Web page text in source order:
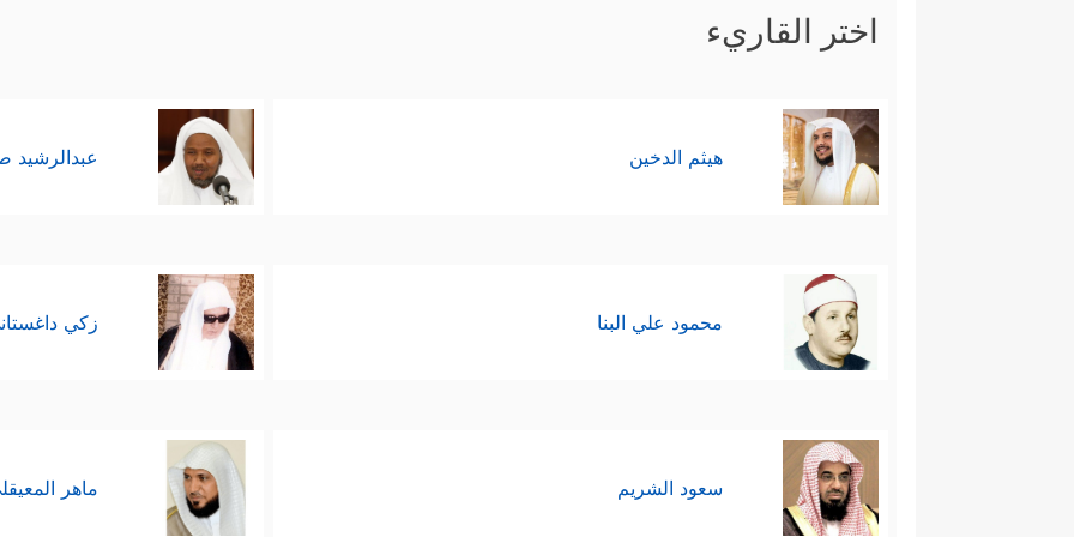
اختر القاريء
هيثم الدخين عبدالرشيد
محمود علي البنا زكي
سعود الشريم ماهر